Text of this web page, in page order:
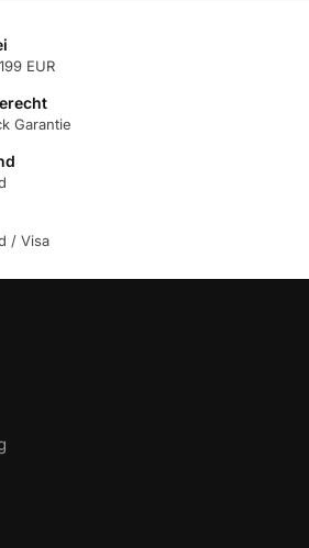
EUR
Garantie
/ Visa